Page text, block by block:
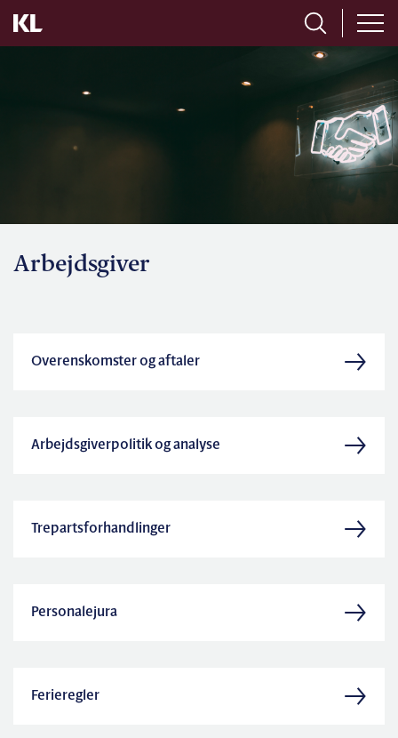
Arbejdsgiver
Overenskomster og aftaler
Arbejdsgiverpolitik og analyse
Trepartsforhandlinger
Personalejura
Ferieregler